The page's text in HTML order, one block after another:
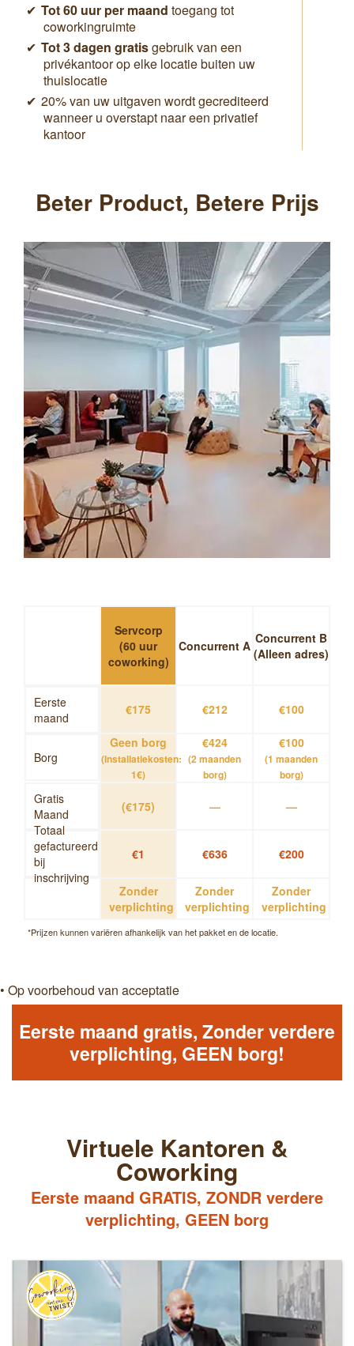
Tot 60 uur per maand toegang tot
coworkingruimte
Tot 3 dagen gratisgebruik van een
privékantoor op elke locatie buiten uw
thuislocatie
20% van uw uitgaven wordt gecrediteerd
wanneer u overstapt naar een privatief
kantoor
Beter Product, Betere Prijs
Servcorp
(60 uur
coworking)
Concurrent A Concurrent B
(Alleen adres)
Eerste
maand
€175 €212 €100
Borg
Geen borg
(Installatiekosten:
1€)
€424
(2 maanden
borg)
€100
(1 maanden
borg)
Gratis
Maand
(€175) —
—
Totaal
gefactureerd
bij
inschrijving
€1 €636 €200
Zonder
verplichting
Zonder
verplichting
Zonder
verplichting
*Prijzen kunnen variëren afhankelijk van het pakket en de locatie.
• Op voorbehoud van acceptatie
Eerste maand gratis, Zonder verdere
verplichting, GEEN borg!
Virtuele Kantoren &
Coworking
Eerste maand GRATIS, ZONDR verdere
verplichting, GEEN borg